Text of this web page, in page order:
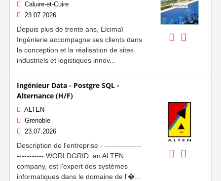
Caluire-et-Cuire
23.07.2026
Depuis plus de trente ans, Elcimaï
Ingénierie accompagne ses clients dans
la conception et la réalisation de sites
industriels et logistiques innov...
Ingénieur Data - Postgre SQL -
Alternance (H/F)
ALTEN
Grenoble
23.07.2026
Description de l'entreprise - ---------------
----------- WORLDGRID, an ALTEN
company, est l'expert des systèmes
informatiques dans le domaine de l'�...